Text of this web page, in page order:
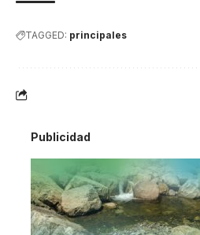
TAGGED: principales
Publicidad